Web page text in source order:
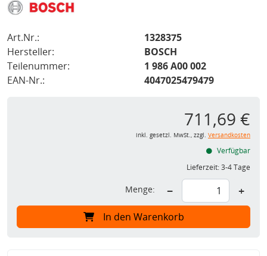
Art.Nr.:
1328375
Hersteller:
BOSCH
Teilenummer:
1 986 A00 002
EAN-Nr.:
4047025479479
711,69 €
inkl. gesetzl. MwSt., zzgl. Versandkosten
Verfügbar
Lieferzeit:3-4 Tage
Menge: − +
In den Warenkorb